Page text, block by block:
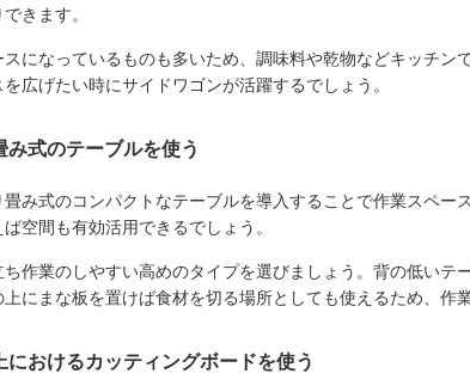
きます。
になっているものも多いため、調味料や乾物などキッチン
広げたい時にサイドワゴンが活躍するでしょう。
式のテーブルを使う
み式のコンパクトなテーブルを導入することで作業スペー
空間も有効活用できるでしょう。
作業のしやすい高めのタイプを選びましょう。背の低いテ
にまな板を置けば食材を切る場所としても使えるため、作
におけるカッティングボードを使う